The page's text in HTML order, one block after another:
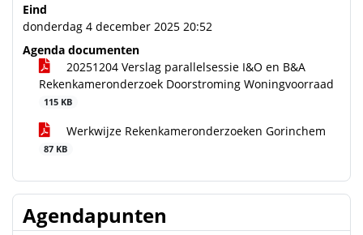
Eind
donderdag 4 december 2025 20:52
Agenda documenten
20251204 Verslag parallelsessie I&O en B&A
Rekenkameronderzoek Doorstroming Woningvoorraad
115 KB
Werkwijze Rekenkameronderzoeken Gorinchem
87 KB
Agendapunten